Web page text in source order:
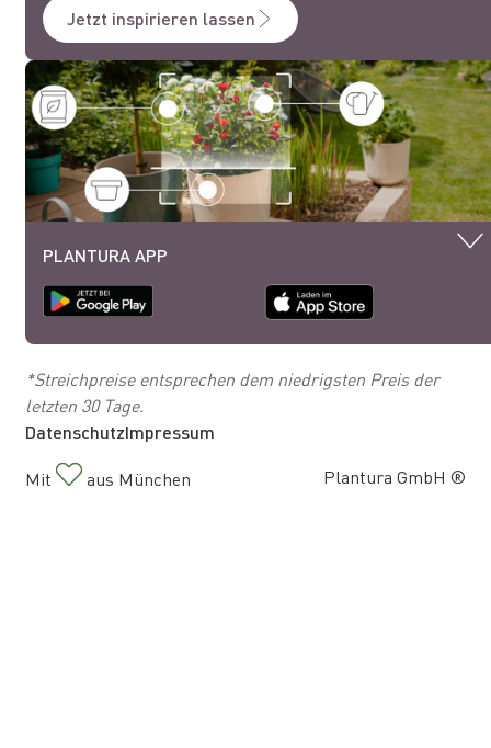
Jetzt inspirieren lassen
PLANTURA APP
*Streichpreise entsprechen dem niedrigsten Preis der
letzten 30 Tage.
Plantura GmbH ®
Mit aus München
DatenschutzImpressum